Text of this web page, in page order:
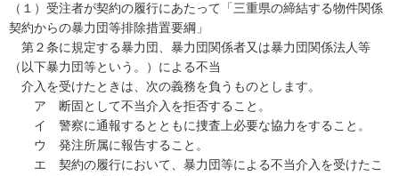
（１）受注者が契約の履行にあたって「三重県の締結する物件関係
契約からの暴力団等排除措置要綱」
第２条に規定する暴力団、暴力団関係者又は暴力団関係法人等
（以下暴力団等という。）による不当
介入を受けたときは、次の義務を負うものとします。
ア 断固として不当介入を拒否すること。
イ 警察に通報するとともに捜査上必要な協力をすること。
ウ 発注所属に報告すること。
エ 契約の履行において、暴力団等による不当介入を受けたこ